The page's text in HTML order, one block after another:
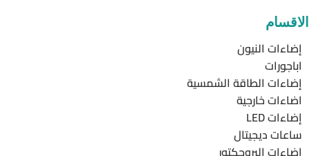
الاقسام
إضاءات النيون
اباجورات
إضاءات الطاقة الشمسية
اضاءات خارجية
إضاءات LED
ساعات ديجيتال